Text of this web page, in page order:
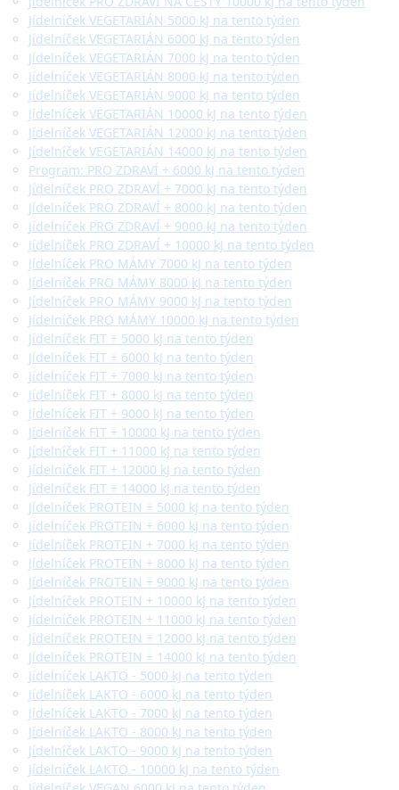
Jídelníček VEGETARIÁN 5000 kJ na tento týden
Jídelníček VEGETARIÁN 6000 kJ na tento týden
Jídelníček VEGETARIÁN 7000 kJ na tento týden
Jídelníček VEGETARIÁN 8000 kJ na tento týden
Jídelníček VEGETARIÁN 9000 kJ na tento týden
Jídelníček VEGETARIÁN 10000 kJ na tento týden
Jídelníček VEGETARIÁN 12000 kJ na tento týden
Jídelníček VEGETARIÁN 14000 kJ na tento týden
Program: PRO ZDRAVÍ + 6000 kJ na tento týden
Jídelníček PRO ZDRAVÍ + 7000 kJ na tento týden
Jídelníček PRO ZDRAVÍ + 8000 kJ na tento týden
Jídelníček PRO ZDRAVÍ + 9000 kJ na tento týden
Jídelníček PRO ZDRAVÍ + 10000 kJ na tento týden
Jídelníček PRO MÁMY 7000 kJ na tento týden
Jídelníček PRO MÁMY 8000 kJ na tento týden
Jídelníček PRO MÁMY 9000 kJ na tento týden
Jídelníček PRO MÁMY 10000 kJ na tento týden
Jídelníček FIT + 5000 kJ na tento týden
Jídelníček FIT + 6000 kJ na tento týden
Jídelníček FIT + 7000 kJ na tento týden
Jídelníček FIT + 8000 kJ na tento týden
Jídelníček FIT + 9000 kJ na tento týden
Jídelníček FIT + 10000 kJ na tento týden
Jídelníček FIT + 11000 kJ na tento týden
Jídelníček FIT + 12000 kJ na tento týden
Jídelníček FIT + 14000 kJ na tento týden
Jídelníček PROTEIN + 5000 kJ na tento týden
Jídelníček PROTEIN + 6000 kJ na tento týden
Jídelníček PROTEIN + 7000 kJ na tento týden
Jídelníček PROTEIN + 8000 kJ na tento týden
Jídelníček PROTEIN + 9000 kJ na tento týden
Jídelníček PROTEIN + 10000 kJ na tento týden
Jídelníček PROTEIN + 11000 kJ na tento týden
Jídelníček PROTEIN + 12000 kJ na tento týden
Jídelníček PROTEIN + 14000 kJ na tento týden
Jídelníček LAKTO - 5000 kJ na tento týden
Jídelníček LAKTO - 6000 kJ na tento týden
Jídelníček LAKTO - 7000 kJ na tento týden
Jídelníček LAKTO - 8000 kJ na tento týden
Jídelníček LAKTO - 9000 kJ na tento týden
Jídelníček LAKTO - 10000 kJ na tento týden